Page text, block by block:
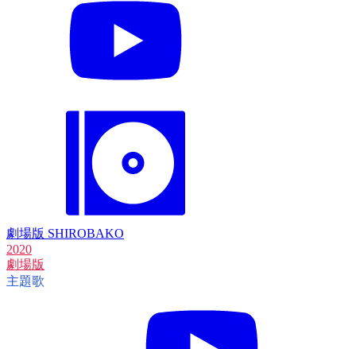
劇場版 SHIROBAKO
2020
劇場版
主題歌